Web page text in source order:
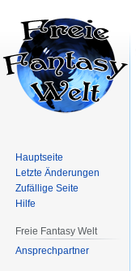
Hauptseite
Letzte Änderungen
Zufällige Seite
Hilfe
Freie Fantasy Welt
Ansprechpartner